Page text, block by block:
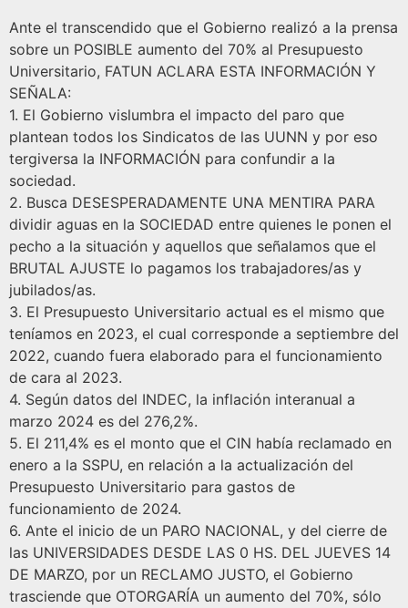
Ante el transcendido que el Gobierno realizó a la prensa
sobre un POSIBLE aumento del 70% al Presupuesto
Universitario, FATUN ACLARA ESTA INFORMACIÓN Y
SEÑALA:
1.⁠ ⁠El Gobierno vislumbra el impacto del paro que
plantean todos los Sindicatos de las UUNN y por eso
tergiversa la INFORMACIÓN para confundir a la
sociedad.
2.⁠ ⁠Busca DESESPERADAMENTE UNA MENTIRA PARA
dividir aguas en la SOCIEDAD entre quienes le ponen el
pecho a la situación y aquellos que señalamos que el
BRUTAL AJUSTE lo pagamos los trabajadores/as y
jubilados/as.
3.⁠ ⁠El Presupuesto Universitario actual es el mismo que
teníamos en 2023, el cual corresponde a septiembre del
2022, cuando fuera elaborado para el funcionamiento
de cara al 2023.
4.⁠ ⁠Según datos del INDEC, la inflación interanual a
marzo 2024 es del 276,2%.
5.⁠ ⁠El 211,4% es el monto que el CIN había reclamado en
enero a la SSPU, en relación a la actualización del
Presupuesto Universitario para gastos de
funcionamiento de 2024.
6.⁠ Ante el inicio de un PARO NACIONAL, y del cierre de
las UNIVERSIDADES DESDE LAS 0 HS. DEL JUEVES 14
DE MARZO, por un RECLAMO JUSTO, el Gobierno
trasciende que OTORGARÍA un aumento del 70%, sólo